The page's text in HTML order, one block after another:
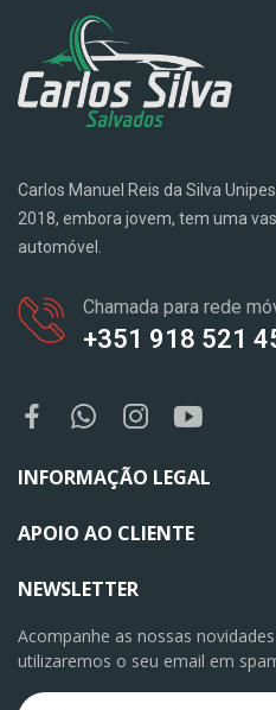
Carlos Manuel Reis da Silva
2018, embora jovem, tem uma
automóvel.
Chamada para rede
+351 918 521
INFORMAÇÃO LEGAL
APOIO AO CLIENTE
NEWSLETTER
Acompanhe as nossas
utilizaremos o seu email em